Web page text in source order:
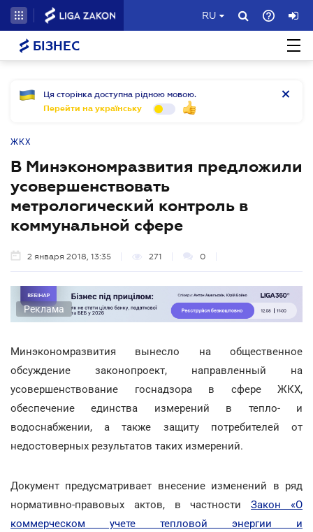
RU
БІЗНЕС
Ця сторінка доступна рідною мовою.
Перейти на українську
ЖКХ
В Минэкономразвития предложили
усовершенствовать
метрологический контроль в
коммунальной сфере
2 января 2018, 13:35 271 0
Реклама
Минэкономразвития вынесло на общественное
обсуждение законопроект, направленный на
усовершенствование госнадзора в сфере ЖКХ,
обеспечение единства измерений в тепло- и
водоснабжении, а также защиту потребителей от
недостоверных результатов таких измерений.
Документ предусматривает внесение изменений в ряд
нормативно-правовых актов, в частностиЗакон «О
коммерческом учете тепловой энергии и